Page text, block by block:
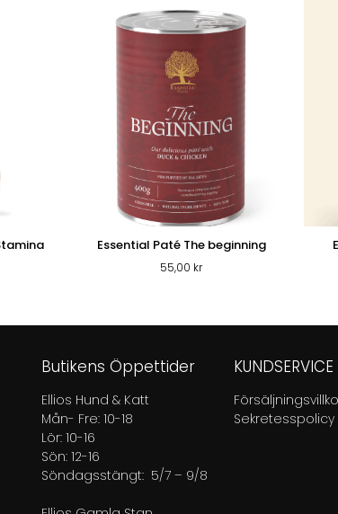
Essential Paté The beginning
55,00 kr
Butikens Öppettider
Ellios Hund & Katt
Mån- Fre: 10-18
Lör: 10-16
Sön: 12-16
Söndagsstängt: 5/7 – 9/8
KUNDSERVICE
Sekretesspolicy